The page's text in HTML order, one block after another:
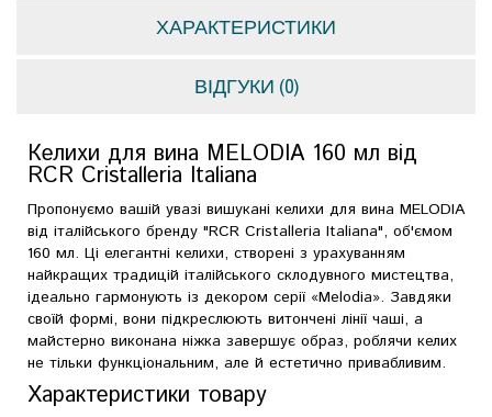
ХАРАКТЕРИСТИКИ
ВІДГУКИ (0)
Келихи для вина MELODIA 160 мл від
RCR Cristalleria Italiana
Пропонуємо вашій увазі вишукані келихи для вина MELODIA
від італійського бренду "RCR Cristalleria Italiana", об'ємом
160 мл. Ці елегантні келихи, створені з урахуванням
найкращих традицій італійського склодувного мистецтва,
ідеально гармонують із декором серії «Melodia». Завдяки
своїй формі, вони підкреслюють витончені лінії чаші, а
майстерно виконана ніжка завершує образ, роблячи келих
не тільки функціональним, але й естетично привабливим.
Характеристики товару